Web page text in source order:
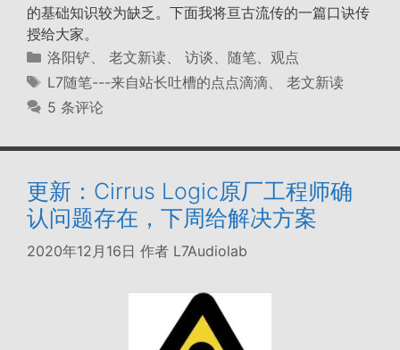
的基础知识较为缺乏。下面我将亘古流传的一篇口诀传
授给大家。
分
类
洛阳铲、 老文新读、 访谈、随笔、观点
标
签
L7随笔---来自站长吐槽的点点滴滴、 老文新读
5 条评论
更新：Cirrus Logic原厂工程师确
认问题存在，下周给解决方案
2020年12月16日 作者 L7Audiolab